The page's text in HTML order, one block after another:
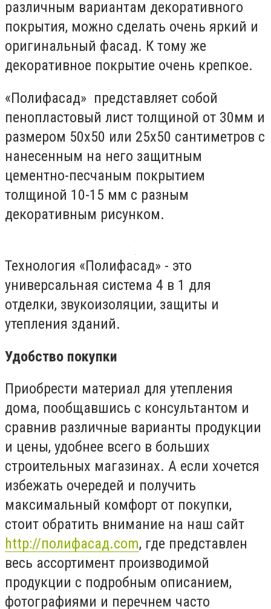
различным вариантам декоративного
покрытия, можно сделать очень яркий и
оригинальный фасад. К тому же
декоративное покрытие очень крепкое.
«Полифасад» представляет собой
пенопластовый лист толщиной от 30мм и
размером 50х50 или 25х50 сантиметров с
нанесенным на него защитным
цементно-песчаным покрытием
толщиной 10-15 мм с разным
декоративным рисунком.
Технология «Полифасад» - это
универсальная система 4 в 1 для
отделки, звукоизоляции, защиты и
утепления зданий.
Удобство покупки
Приобрести материал для утепления
дома, пообщавшись с консультантом и
сравнив различные варианты продукции
и цены, удобнее всего в больших
строительных магазинах. А если хочется
избежать очередей и получить
максимальный комфорт от покупки,
стоит обратить внимание на наш сайт
http://полифасад.com, где представлен
весь ассортимент производимой
продукции с подробным описанием,
фотографиями и перечнем часто